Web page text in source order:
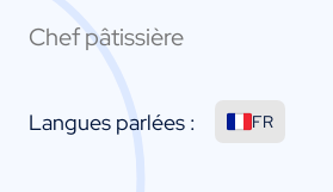
Chef pâtissière
Langues parlées : FR